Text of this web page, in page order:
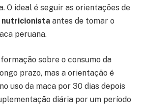
O ideal é seguir as orientações de
antes de tomar o
peruana.
sobre o consumo da
prazo, mas a orientação é
uso da maca por 30 dias depois
diária por um período